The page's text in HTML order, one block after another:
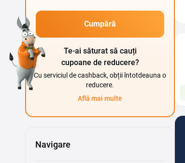
Cumpără
Te-ai săturat să cauți
cupoane de reducere?
Cu serviciul de cashback, obții întotdeauna o
reducere.
Află mai multe
Navigare